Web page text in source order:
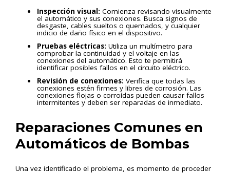
Inspección visual: Comienza revisando visualmente
el automático y sus conexiones. Busca signos de
desgaste, cables sueltos o quemados, y cualquier
indicio de daño físico en el dispositivo.
Pruebas eléctricas: Utiliza un multímetro para
comprobar la continuidad y el voltaje en las
conexiones del automático. Esto te permitirá
identificar posibles fallos en el circuito eléctrico.
Revisión de conexiones: Verifica que todas las
conexiones estén firmes y libres de corrosión. Las
conexiones flojas o corroídas pueden causar fallos
intermitentes y deben ser reparadas de inmediato.
Reparaciones Comunes en
Automáticos de Bombas
Una vez identificado el problema, es momento de proceder